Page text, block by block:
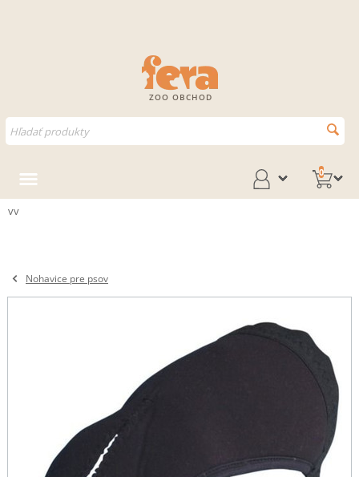
ZOO OBCHOD
0
vv
Nohavice pre psov